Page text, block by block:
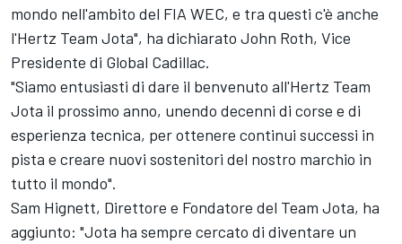
mondo nell'ambito del FIA WEC, e tra questi c'è anche
l'Hertz Team Jota", ha dichiarato John Roth, Vice
Presidente di Global Cadillac.
"Siamo entusiasti di dare il benvenuto all'Hertz Team
Jota il prossimo anno, unendo decenni di corse e di
esperienza tecnica, per ottenere continui successi in
pista e creare nuovi sostenitori del nostro marchio in
tutto il mondo".
Sam Hignett, Direttore e Fondatore del Team Jota, ha
aggiunto: "Jota ha sempre cercato di diventare un